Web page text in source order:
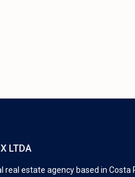
LTDA
real estate agency based in Costa